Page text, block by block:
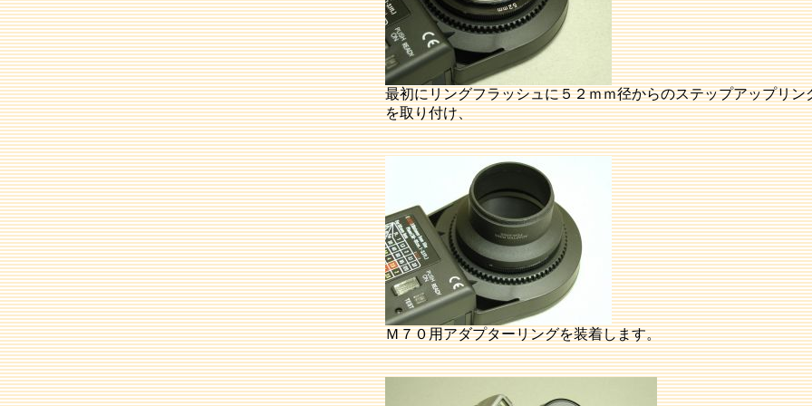
最初にリングフラッシュに５２ｍｍ径からのステップアップリン
を取り付け、
Ｍ７０用アダプターリングを装着します。